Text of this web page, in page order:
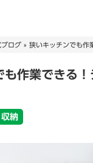
ブログ» 狭いキッチンでも作業で
も作業できる
納